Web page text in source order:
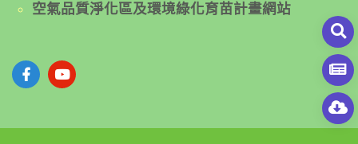
空氣品質淨化區及環境綠化育苗計畫網站